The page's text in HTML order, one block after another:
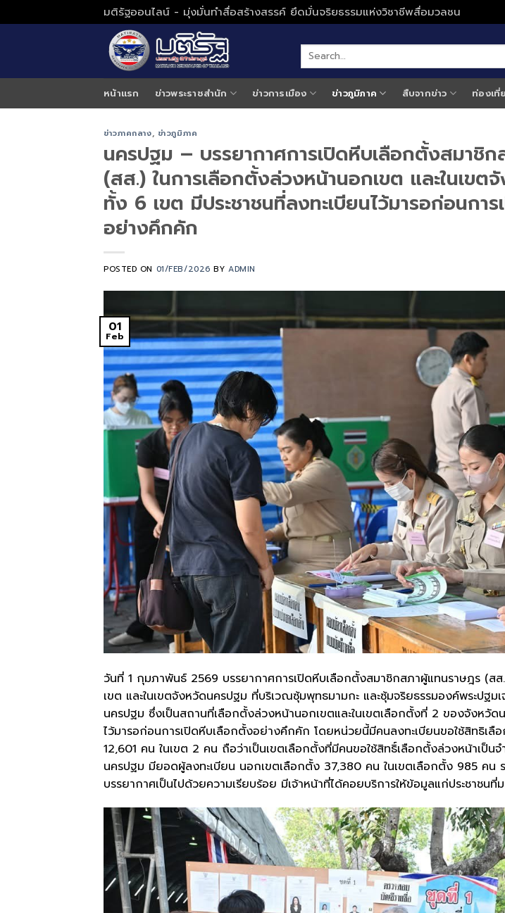
to
มติรัฐออนไลน์ - มุ่งมั่นทำสื่อสร้างสรรค์ ยึดมั่นจริยธรรมแห่งวิชาชีพสื่อมวลชน
หน้าแรก ข่าวพระราชสำนัก ข่าวการเมือง ข่าวภูมิภาค สืบจากข่าว ท่องเที่
ข่าวภาคกลาง, ข่าวภูมิภาค
นครปฐม – บรรยากาศการเปิดหีบเลือกตั้งสมาชิ
(สส.) ในการเลือกตั้งล่วงหน้านอกเขต และในเขต
ทั้ง 6 เขต มีประชาชนที่ลงทะเบียนไว้มารอก่อนกา
อย่างคึกคัก
POSTED ON 01/FEB/2026 BYADMIN
01
Feb
วันที่ 1 กุมภาพันธ์ 2569 บรรยากาศการเปิดหีบเลือกตั้งสมาชิกสภาผู้แทนราษฎร (ส
เขต และในเขตจังหวัดนครปฐม ที่บริเวณซุ้มพุทธมามกะ และซุ้มจริยธรรมองค์พระปฐม
นครปฐม ซึ่งเป็นสถานที่เลือกตั้งล่วงหน้านอกเขตและในเขตเลือกตั้งที่ 2 ของจังหวัด
ไว้มารอก่อนการเปิดหีบเลือกตั้งอย่างคึกคัก โดยหน่วยนี้มีคนลงทะเบียนขอใช้สิทธิเลื
12,601 คน ในเขต 2 คน ถือว่าเป็นเขตเลือกตั้งที่มีคนขอใช้สิทธิ์เลือกตั้งล่วงหน้าเป็น
นครปฐม มียอดผู้ลงทะเบียน นอกเขตเลือกตั้ง 37,380 คน ในเขตเลือกตั้ง 985 คน
บรรยากาศเป็นไปด้วยความเรียบร้อย มีเจ้าหน้าที่ได้คอยบริการให้ข้อมูลแก่ประชาชน